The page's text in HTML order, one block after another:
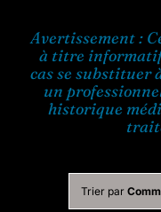
Avertissement :
à titre
cas se substituer
un
historique
Trier par